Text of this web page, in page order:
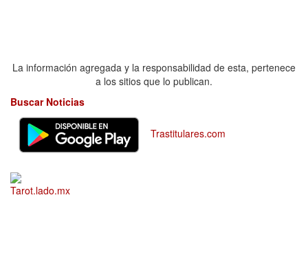
La información agregada y la responsabilidad de esta, pertenece
a los sitios que lo publican.
Buscar Noticias
Trastitulares.com
Tarot.lado.mx